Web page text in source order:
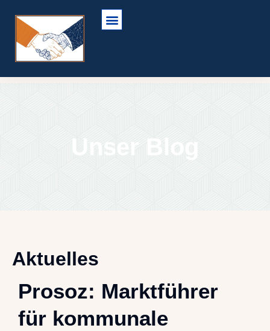
Unser Blog
Aktuelles
Prosoz: Marktführer
für kommunale